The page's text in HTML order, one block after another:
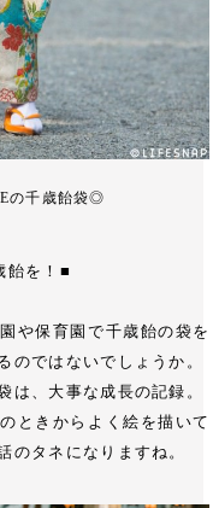
の千歳飴袋◎
飴を！■
や保育園で千歳飴の袋を
のではないでしょうか。
は、大事な成長の記録。
ときからよく絵を描いて
のタネになりますね。